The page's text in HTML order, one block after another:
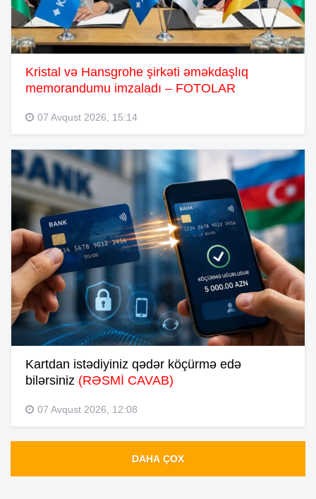
Kristal və Hansgrohe şirkəti əməkdaşlıq
memorandumu imzaladı – FOTOLAR
07 Avqust 2026, 15:14
Kartdan istədiyiniz qədər köçürmə edə
bilərsiniz (RƏSMİ CAVAB)
07 Avqust 2026, 12:08
DAHA ÇOX